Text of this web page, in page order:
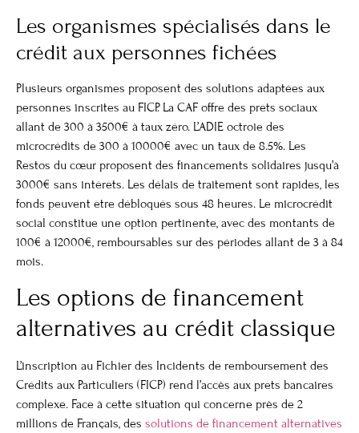
Les organismes spécialisés dans le
crédit aux personnes fichées
Plusieurs organismes proposent des solutions adaptées aux
personnes inscrites au FICP. La CAF offre des prêts sociaux
allant de 300 à 3500€ à taux zéro. L’ADIE octroie des
microcrédits de 300 à 10000€ avec un taux de 8.5%. Les
Restos du cœur proposent des financements solidaires jusqu’à
3000€ sans intérêts. Les délais de traitement sont rapides, les
fonds peuvent être débloqués sous 48 heures. Le microcrédit
social constitue une option pertinente, avec des montants de
100€ à 12000€, remboursables sur des périodes allant de 3 à 84
mois.
Les options de financement
alternatives au crédit classique
L’inscription au Fichier des Incidents de remboursement des
Crédits aux Particuliers (FICP) rend l’accès aux prêts bancaires
complexe. Face à cette situation qui concerne près de 2
millions de Français, des solutions de financement alternatives